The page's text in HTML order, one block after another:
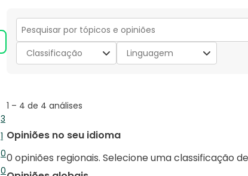
3
3
análises
com
5
1
1
análise
0
0
0
Secção
para
pesquisar
Classificação Linguagem
1
to
de
análises
1 – 4 de 4 análises
Opiniões no seu idioma
0 opiniões regionais. Selecione uma classificação